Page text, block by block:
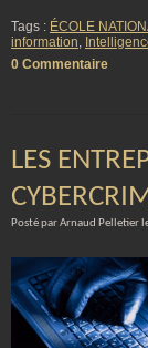
Tags : ÉCOLE
information,
0 Commentaire
LES
Posté par Arnaud Pelletier